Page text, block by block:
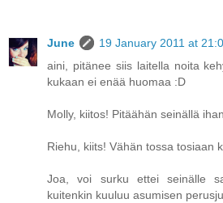
June
19 January 2011 at
aini, pitänee siis laitella noita
kukaan ei enää huomaa :D
Molly, kiitos! Pitäähän seinällä
Riehu, kiits! Vähän tossa tosiaan
Joa, voi surku ettei seinälle
kuitenkin kuuluu asumisen